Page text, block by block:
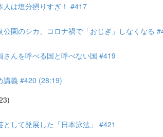
人は塩分摂りすぎ！ #417
公園のシカ、コロナ禍で「おじぎ」しなくなる
さんを呼べる国と呼べない国 #419
講義 #420 (28:19)
として発展した「日本泳法」 #421